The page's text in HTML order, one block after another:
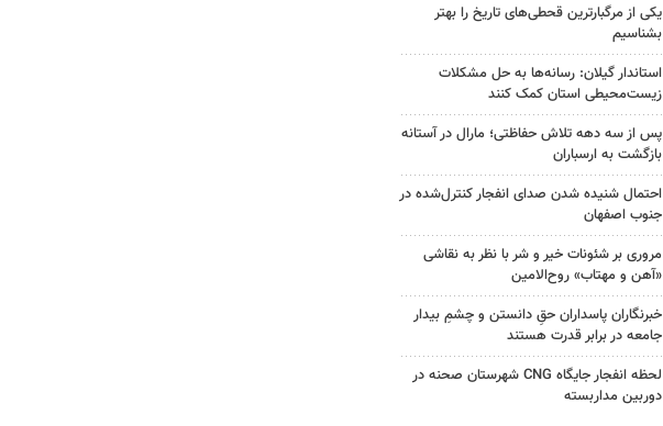
یکی از مرگبارترین قحطی‌های تاریخ را بهتر
بشناسیم
استاندار گیلان: رسانه‌ها به حل مشکلات
زیست‌محیطی استان کمک کنند
پس از سه دهه تلاش حفاظتی؛ مارال در آستانه
بازگشت به ارسباران
احتمال شنیده شدن صدای انفجار کنترل‌شده در
جنوب اصفهان
مروری بر شئونات خیر و شر با نظر به نقاشی
«آهن و مهتاب» روح‌الامین
‏خبرنگاران پاسداران حقِ دانستن و چشمِ بیدار
جامعه در برابر قدرت هستند
لحظه انفجار جایگاه CNG شهرستان صحنه در
دوربین مداربسته